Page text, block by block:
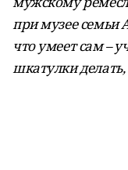
при музее семьи
что умеет сам –
шкатулки